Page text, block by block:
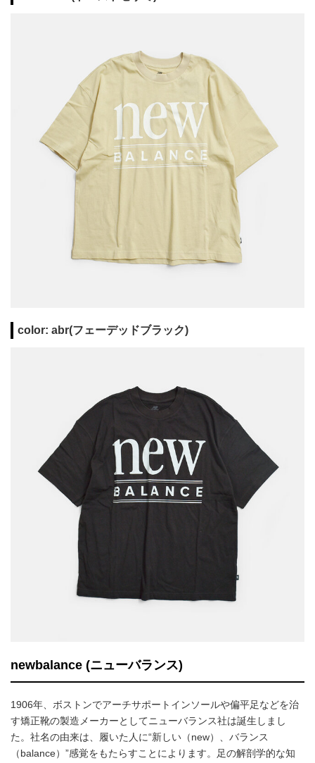
color: abr(フェーデッドブラック)
newbalance (ニューバランス)
1906年、ボストンでアーチサポートインソールや偏平足などを治
す矯正靴の製造メーカーとしてニューバランス社は誕生しまし
た。社名の由来は、履いた人に“新しい（new）、バランス
（balance）”感覚をもたらすことによります。足の解剖学的な知